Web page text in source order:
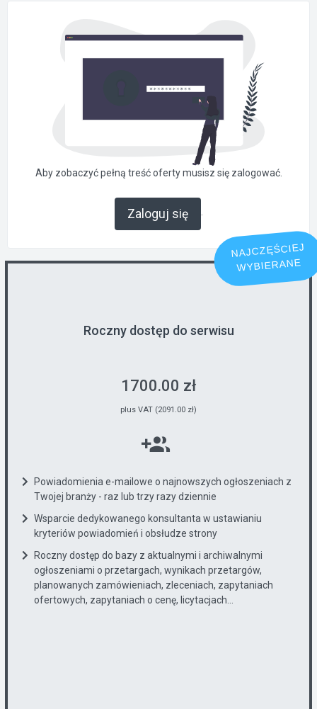
Aby zobaczyć pełną treść oferty musisz się zalogować.
Zaloguj się .
NAJCZĘŚCIEJ
WYBIERANE
Roczny dostęp do serwisu
1700.00 zł
plus VAT (2091.00 zł)
Powiadomienia e-mailowe o najnowszych ogłoszeniach z
Twojej branży - raz lub trzy razy dziennie
Wsparcie dedykowanego konsultanta w ustawianiu
kryteriów powiadomień i obsłudze strony
Roczny dostęp do bazy z aktualnymi i archiwalnymi
ogłoszeniami o przetargach, wynikach przetargów,
planowanych zamówieniach, zleceniach, zapytaniach
ofertowych, zapytaniach o cenę, licytacjach...